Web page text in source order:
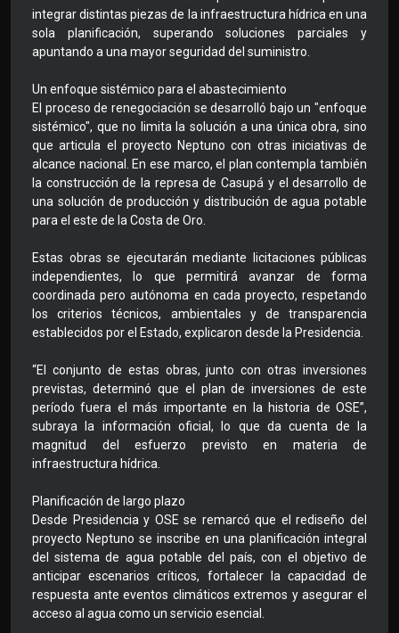
integrar distintas piezas de la infraestructura hídrica en una
sola planificación, superando soluciones parciales y
apuntando a una mayor seguridad del suministro.
Un enfoque sistémico para el abastecimiento
El proceso de renegociación se desarrolló bajo un "enfoque
sistémico", que no limita la solución a una única obra, sino
que articula el proyecto Neptuno con otras iniciativas de
alcance nacional. En ese marco, el plan contempla también
la construcción de la represa de Casupá y el desarrollo de
una solución de producción y distribución de agua potable
para el este de la Costa de Oro.
Estas obras se ejecutarán mediante licitaciones públicas
independientes, lo que permitirá avanzar de forma
coordinada pero autónoma en cada proyecto, respetando
los criterios técnicos, ambientales y de transparencia
establecidos por el Estado, explicaron desde la Presidencia.
“El conjunto de estas obras, junto con otras inversiones
previstas, determinó que el plan de inversiones de este
período fuera el más importante en la historia de OSE”,
subraya la información oficial, lo que da cuenta de la
magnitud del esfuerzo previsto en materia de
infraestructura hídrica.
Planificación de largo plazo
Desde Presidencia y OSE se remarcó que el rediseño del
proyecto Neptuno se inscribe en una planificación integral
del sistema de agua potable del país, con el objetivo de
anticipar escenarios críticos, fortalecer la capacidad de
respuesta ante eventos climáticos extremos y asegurar el
acceso al agua como un servicio esencial.